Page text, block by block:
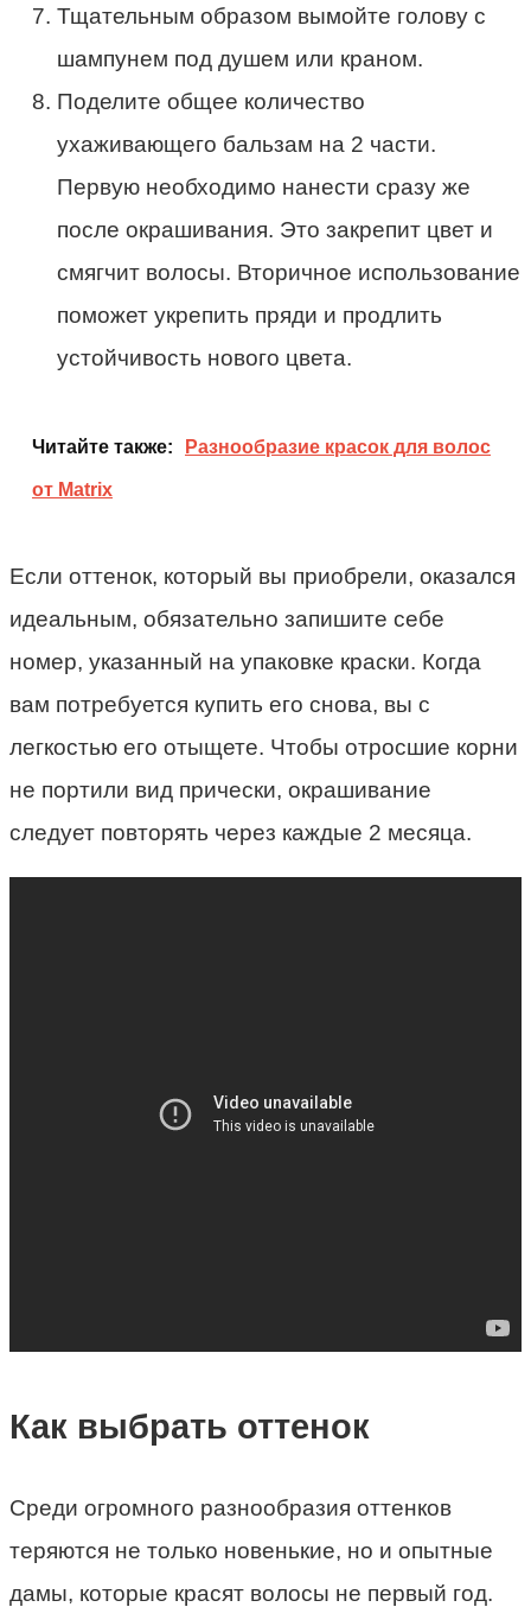
Тщательным образом вымойте голову с
шампунем под душем или краном.
Поделите общее количество
ухаживающего бальзам на 2 части.
Первую необходимо нанести сразу же
после окрашивания. Это закрепит цвет и
смягчит волосы. Вторичное использование
поможет укрепить пряди и продлить
устойчивость нового цвета.
Читайте также: Разнообразие красок для волос
от Matrix
Если оттенок, который вы приобрели, оказался
идеальным, обязательно запишите себе
номер, указанный на упаковке краски. Когда
вам потребуется купить его снова, вы с
легкостью его отыщете. Чтобы отросшие корни
не портили вид прически, окрашивание
следует повторять через каждые 2 месяца.
Как выбрать оттенок
Среди огромного разнообразия оттенков
теряются не только новенькие, но и опытные
дамы, которые красят волосы не первый год.